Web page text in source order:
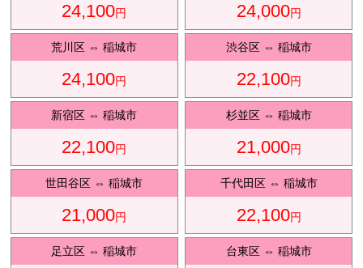
ラン
観光タクシ
ー
ディズニ
ー送迎
東
京
24,100円 24,000円
荒川区 ⇔稲城市
24,100円
渋谷区⇔ 稲城市
22,100円
新宿区 ⇔稲城市
22,100円
杉並区⇔ 稲城市
21,000円
世田谷区 ⇔稲城市
21,000円
千代田区⇔ 稲城市
22,100円
足立区 ⇔稲城市 台東区⇔ 稲城市